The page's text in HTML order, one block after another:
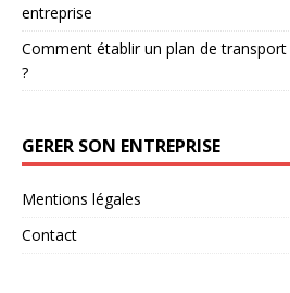
entreprise
Comment établir un plan de
?
GERER SON ENTREPRISE
Mentions légales
Contact